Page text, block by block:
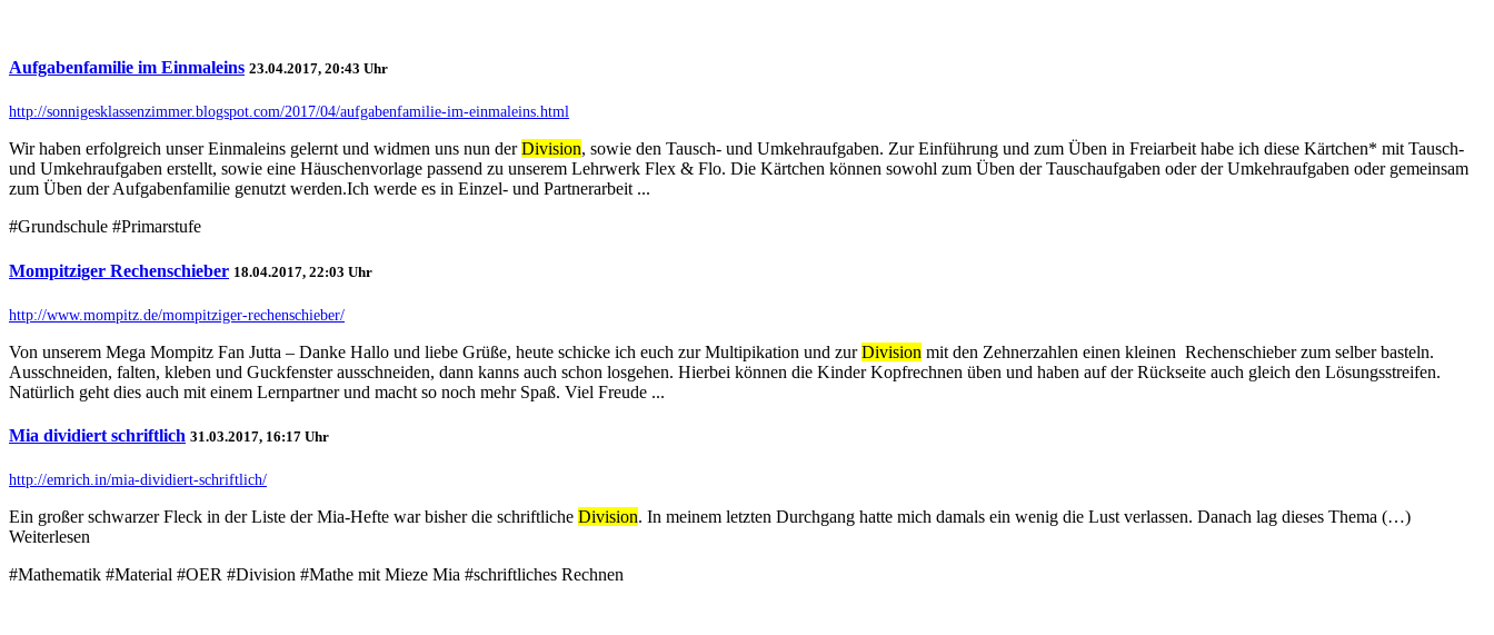
Aufgabenfamilie im Einmaleins 23.04.2017, 20:43 Uhr
http://sonnigesklassenzimmer.blogspot.com/2017/04/aufgabenfamilie-im-einmaleins.html
Wir haben erfolgreich unser Einmaleins gelernt und widmen uns nun derDivision, sowie den Tausch- und Umkehraufgaben. Zur Einführung und zum Üben in Freiarbeit habe ich diese Kärtchen* mit Tausch-
und Umkehraufgaben erstellt, sowie eine Häuschenvorlage passend zu unserem Lehrwerk Flex & Flo. Die Kärtchen können sowohl zum Üben der Tauschaufgaben oder der Umkehraufgaben oder gemeinsam
zum Üben der Aufgabenfamilie genutzt werden.Ich werde es in Einzel- und Partnerarbeit ...
#Grundschule #Primarstufe
Mompitziger Rechenschieber 18.04.2017, 22:03 Uhr
http://www.mompitz.de/mompitziger-rechenschieber/
Von unserem Mega Mompitz Fan Jutta – Danke Hallo und liebe Grüße, heute schicke ich euch zur Multipikation und zurDivision mit den Zehnerzahlen einen kleinen Rechenschieber zum selber basteln.
Ausschneiden, falten, kleben und Guckfenster ausschneiden, dann kanns auch schon losgehen. Hierbei können die Kinder Kopfrechnen üben und haben auf der Rückseite auch gleich den Lösungsstreifen.
Natürlich geht dies auch mit einem Lernpartner und macht so noch mehr Spaß. Viel Freude ...
Mia dividiert schriftlich 31.03.2017, 16:17 Uhr
http://emrich.in/mia-dividiert-schriftlich/
Ein großer schwarzer Fleck in der Liste der Mia-Hefte war bisher die schriftliche Division. In meinem letzten Durchgang hatte mich damals ein wenig die Lust verlassen. Danach lag dieses Thema (…)
Weiterlesen
#Mathematik #Material #OER #Division #Mathe mit Mieze Mia #schriftliches Rechnen